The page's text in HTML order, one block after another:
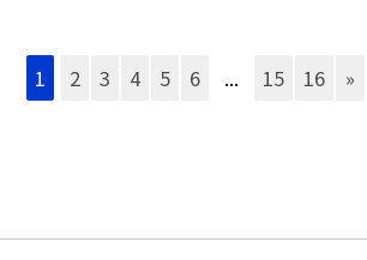
1 2 3 4 5 6 ... 15 16 »